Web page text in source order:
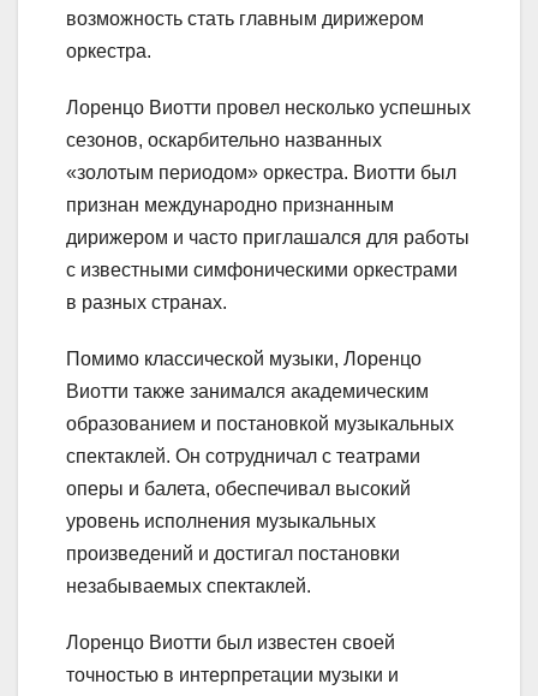
возможность стать главным дирижером
оркестра.
Лоренцо Виотти провел несколько успешных
сезонов, оскарбительно названных
«золотым периодом» оркестра. Виотти был
признан международно признанным
дирижером и часто приглашался для работы
с известными симфоническими оркестрами
в разных странах.
Помимо классической музыки, Лоренцо
Виотти также занимался академическим
образованием и постановкой музыкальных
спектаклей. Он сотрудничал с театрами
оперы и балета, обеспечивал высокий
уровень исполнения музыкальных
произведений и достигал постановки
незабываемых спектаклей.
Лоренцо Виотти был известен своей
точностью в интерпретации музыки и